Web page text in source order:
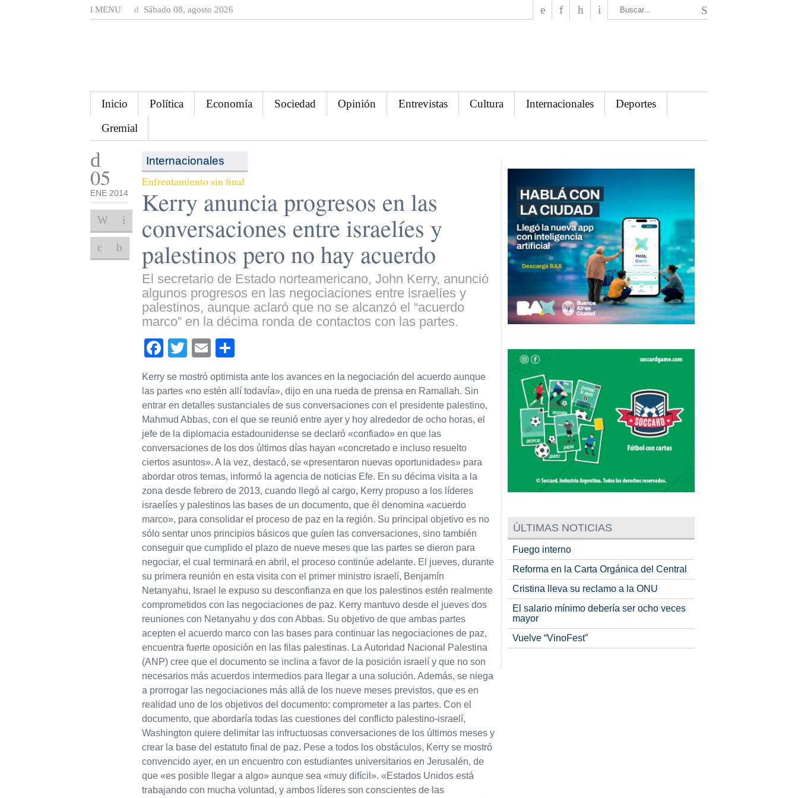
MENU Sábado 08, agosto 2026
Inicio Política Economía Sociedad Opinión Entrevistas Cultura Internacionales
Deportes
Gremial
05
ENE 2014
Internacionales
Enfrentamiento sin final
Kerry anuncia progresos en las
conversaciones entre israelíes y
palestinos pero no hay acuerdo
El secretario de Estado norteamericano, John Kerry, anunció
algunos progresos en las negociaciones entre israelíes y
palestinos, aunque aclaró que no se alcanzó el “acuerdo
marco” en la décima ronda de contactos con las partes.
Facebook
TwitterEmail
Kerry se mostró optimista ante los avances en la negociación del acuerdo aunque
las partes «no estén allí todavía», dijo en una rueda de prensa en Ramallah. Sin
entrar en detalles sustanciales de sus conversaciones con el presidente palestino,
Mahmud Abbas, con el que se reunió entre ayer y hoy alrededor de ocho horas, el
jefe de la diplomacia estadounidense se declaró «confiado» en que las
conversaciones de los dos últimos días hayan «concretado e incluso resuelto
ciertos asuntos». A la vez, destacó, se «presentaron nuevas oportunidades» para
abordar otros temas, informó la agencia de noticias Efe. En su décima visita a la
zona desde febrero de 2013, cuando llegó al cargo, Kerry propuso a los líderes
israelíes y palestinos las bases de un documento, que él denomina «acuerdo
marco», para consolidar el proceso de paz en la región. Su principal objetivo es no
sólo sentar unos principios básicos que guíen las conversaciones, sino también
conseguir que cumplido el plazo de nueve meses que las partes se dieron para
negociar, el cual terminará en abril, el proceso continúe adelante. El jueves, durante
su primera reunión en esta visita con el primer ministro israelí, Benjamín
Netanyahu, Israel le expuso su desconfianza en que los palestinos estén realmente
comprometidos con las negociaciones de paz. Kerry mantuvo desde el jueves dos
reuniones con Netanyahu y dos con Abbas. Su objetivo de que ambas partes
acepten el acuerdo marco con las bases para continuar las negociaciones de paz,
encuentra fuerte oposición en las filas palestinas. La Autoridad Nacional Palestina
(ANP) cree que el documento se inclina a favor de la posición israelí y que no son
necesarios más acuerdos intermedios para llegar a una solución. Además, se niega
a prorrogar las negociaciones más allá de los nueve meses previstos, que es en
realidad uno de los objetivos del documento: comprometer a las partes. Con el
documento, que abordaría todas las cuestiones del conflicto palestino-israelí,
Washington quiere delimitar las infructuosas conversaciones de los últimos meses y
crear la base del estatuto final de paz. Pese a todos los obstáculos, Kerry se mostró
convencido ayer, en un encuentro con estudiantes universitarios en Jerusalén, de
que «es posible llegar a algo» aunque sea «muy difícil». «Estados Unidos está
trabajando con mucha voluntad, y ambos líderes son conscientes de las
ÚLTIMAS NOTICIAS
Fuego interno
Reforma en la Carta Orgánica del Central
Cristina lleva su reclamo a la ONU
El salario mínimo debería ser ocho veces
mayor
Vuelve “VinoFest”